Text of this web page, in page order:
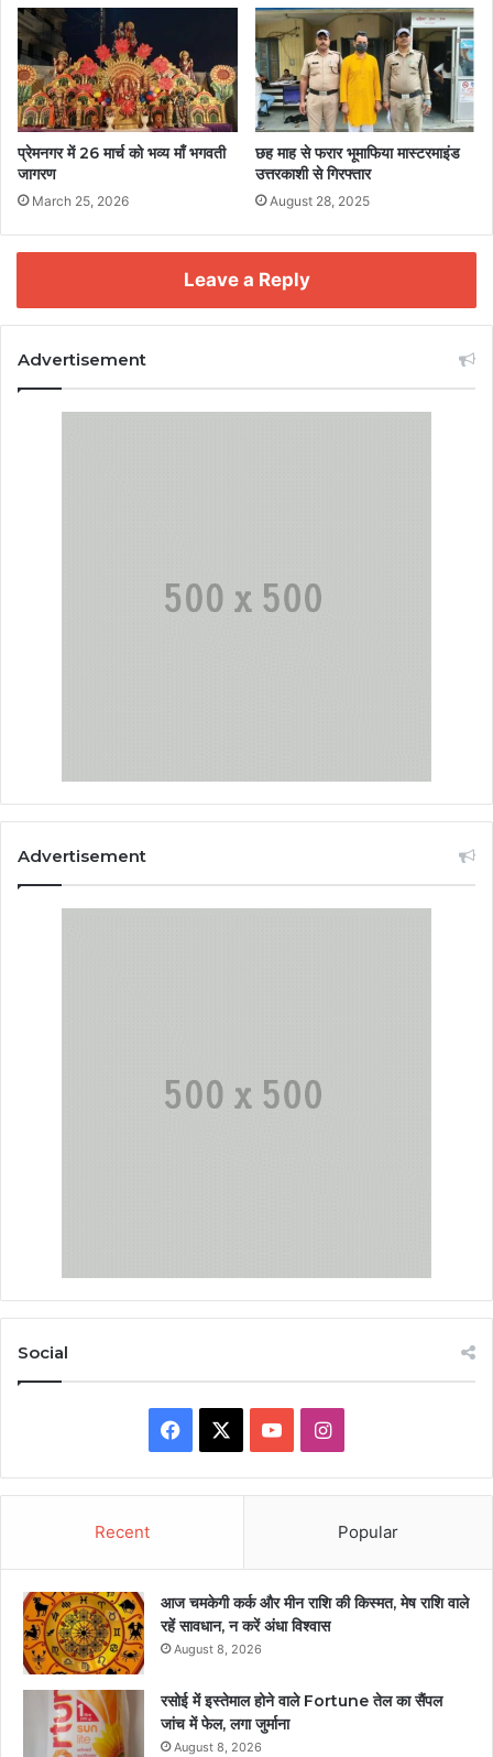
प्रेमनगर में 26 मार्च को भव्य माँ भगवती
जागरण
March 25, 2026
छह माह से फरार भूमाफिया मास्टरमाइंड
उत्तरकाशी से गिरफ्तार
August 28, 2025
Leave a Reply
Advertisement
Advertisement
Social
Facebook YouTubeInstagram
Recent Popular
आज चमकेगी कर्क और मीन राशि की किस्मत, मेष राशि वाले
रहें सावधान, न करें अंधा विश्वास
August 8, 2026
रसोई में इस्तेमाल होने वाले Fortune तेल का सैंपल
जांच में फेल, लगा जुर्माना
August 8, 2026